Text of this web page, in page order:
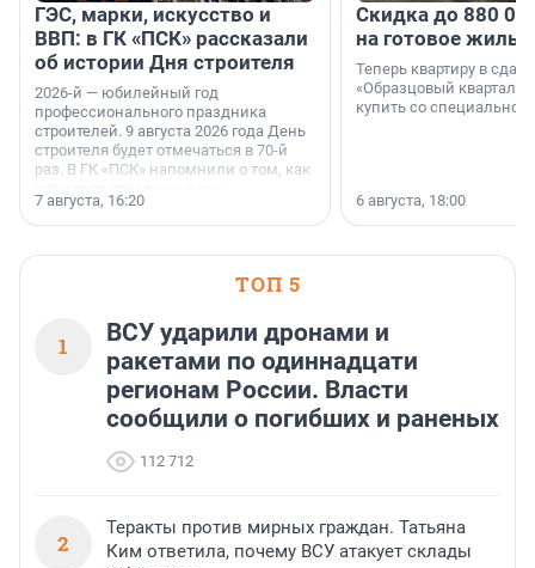
ГЭС, марки, искусство и
ВВП: в ГК «ПСК» рассказали
об истории Дня строителя
2026-й — юбилейный год
профессионального праздника
строителей. 9 августа 2026 года День
строителя будет отмечаться в 70-й
раз. В ГК «ПСК» напомнили о том, как
поменялась роль строительства.
7 августа, 16:20
Скидка до 880
на готовое
Теперь квартиру в
«Образцовый квартал
купить со специальной
6 августа, 18:00
ТОП 5
1
ВСУ ударили дронами и
ракетами по одиннадцати
регионам России. Власти
сообщили о погибших и раненых
112 712
2
Теракты против мирных граждан. Татьяна
Ким ответила, почему ВСУ атакует склады